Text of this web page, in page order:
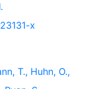
x
T., Huhn, O.,